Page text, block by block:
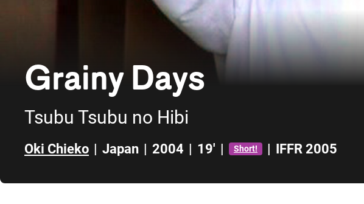
Grainy Days
Tsubu Tsubu no Hibi
Oki Chieko | Japan | 2004 | 19' | Short! | IFFR 2005